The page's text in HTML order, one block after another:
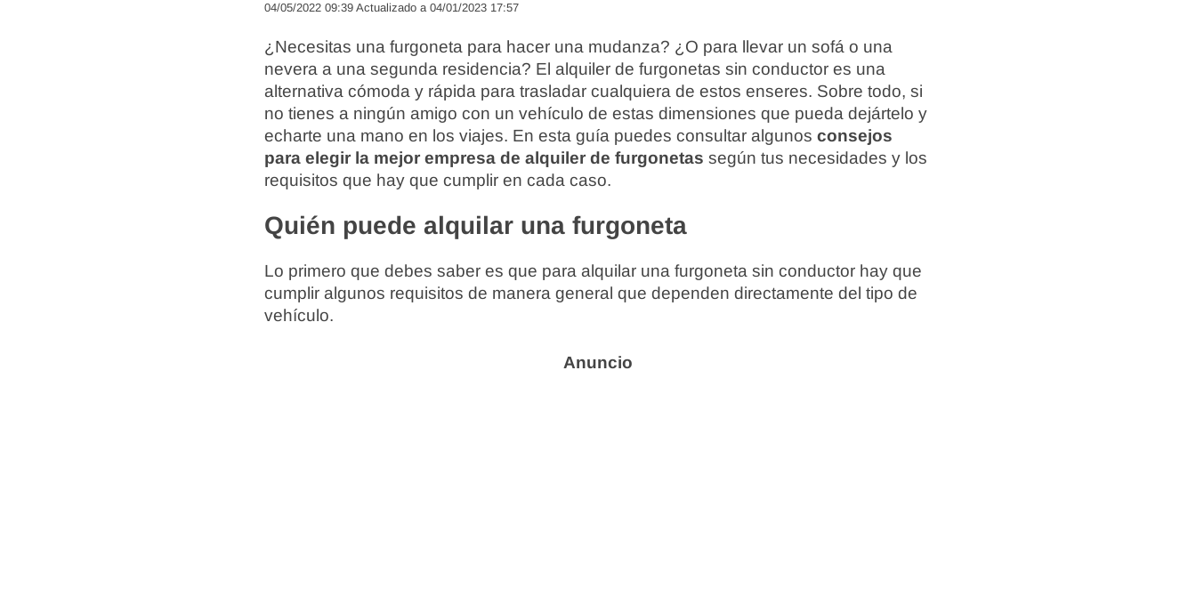
04/05/2022 09:39 Actualizado a 04/01/2023 17:57
¿Necesitas una furgoneta para hacer una mudanza? ¿O para llevar un sofá o una
nevera a una segunda residencia? El alquiler de furgonetas sin conductor es una
alternativa cómoda y rápida para trasladar cualquiera de estos enseres. Sobre todo, si
no tienes a ningún amigo con un vehículo de estas dimensiones que pueda dejártelo y
echarte una mano en los viajes. En esta guía puedes consultar algunos consejos
para elegir la mejor empresa de alquiler de furgonetas según tus necesidades y los
requisitos que hay que cumplir en cada caso.
Quién puede alquilar una furgoneta
Lo primero que debes saber es que para alquilar una furgoneta sin conductor hay que
cumplir algunos requisitos de manera general que dependen directamente del tipo de
vehículo.